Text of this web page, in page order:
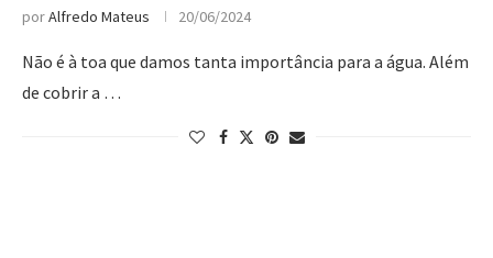
porAlfredo Mateus 20/06/2024
Não é à toa que damos tanta importância para a água. Além
de cobrir a …